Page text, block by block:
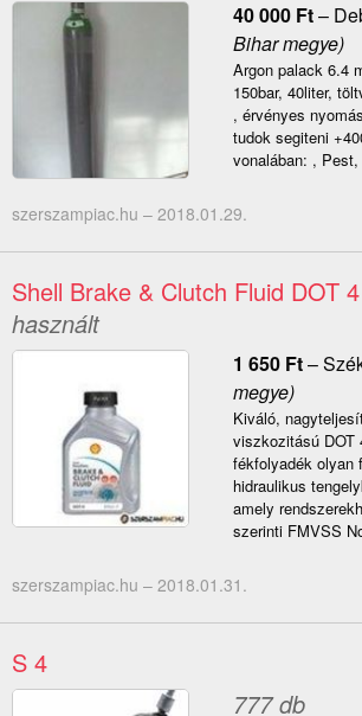
40 000 Ft–
Bihar megye)
Argon palack 6.4
150bar, 40liter,
, érvényes
tudok segiteni
vonalában: ,
szerszampiac.hu – 2018.01.29.
Shell Brake & Clutch Fluid DOT
használt
1 650 Ft–
megye)
Kiváló,
viszkozitású DOT
fékfolyadék olyan
hidraulikus
amely
szerinti FMVSS
szerszampiac.hu – 2018.01.31.
S 4
777 db